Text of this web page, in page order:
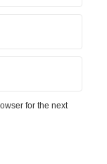
for the next